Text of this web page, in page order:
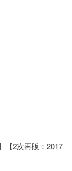
【2次再販：2017